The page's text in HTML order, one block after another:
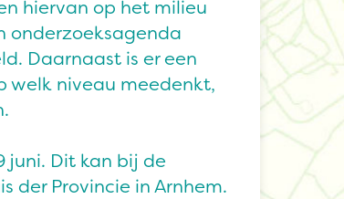
hiervan op het milieu
onderzoeksagenda
Daarnaast is er een
welk niveau meedenkt,
juni. Dit kan bij de
der Provincie in Arnhem.